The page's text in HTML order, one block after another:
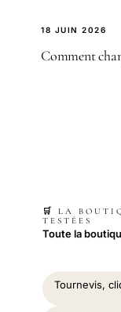
18 JUIN 2026
Comment
🛒 LA
TESTÉES
Toute la
Tournevis,